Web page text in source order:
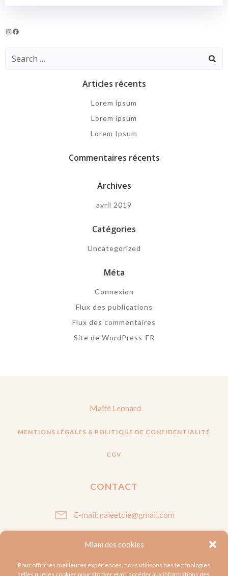
Miam des cookies
Pour offrir les meilleures expériences, nous utilisons des technologies
telles que les cookies pour stocker et/ou accéder aux informations des
l’article
Instagram
Facebook
Search
Articles récents
Lorem ipsum
Lorem ipsum
Lorem Ipsum
Commentaires récents
Archives
avril 2019
Catégories
Uncategorized
Méta
Connexion
Flux des publications
Flux des commentaires
Site de WordPress-FR
Maïté Leonard
MENTIONS LÉGALES & POLITIQUE DE CONFIDENTIALITÉ
CGV
CONTACT
E-mail: naieetcie@gmail.com